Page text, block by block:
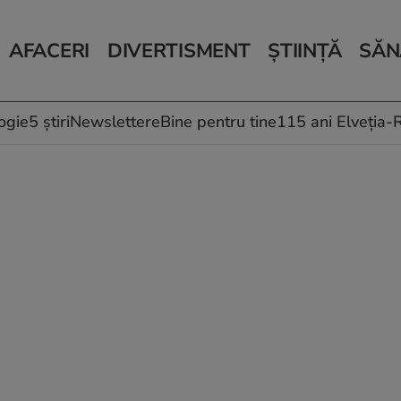
AFACERI
Auto
Locuri de muncă
DIVERTISMENT
Horoscop
Muzică și Filme
ȘTIINȚĂ
Schimbări Relații
5 știriNewslettereBine pentru tine115 ani Elveția-